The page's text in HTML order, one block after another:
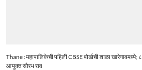
Thane : महापालिकेची पहिली CBSE बोर्डाची शाळा
आयुक्त सौरभ राव